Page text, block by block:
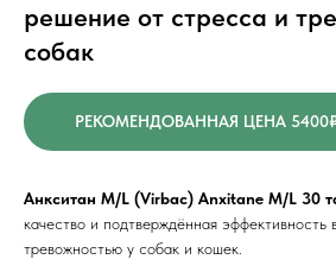
решение от стресса и
собак
РЕКОМЕНДОВАННАЯ ЦЕНА
Анкситан M/L (Virbac) Anxitane M/L 30
качество и подтверждённая
тревожностью у собак и кошек.